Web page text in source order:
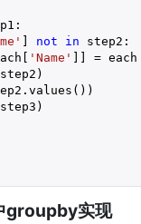
] not in step2:
'Name' ]] = each
groupby实现